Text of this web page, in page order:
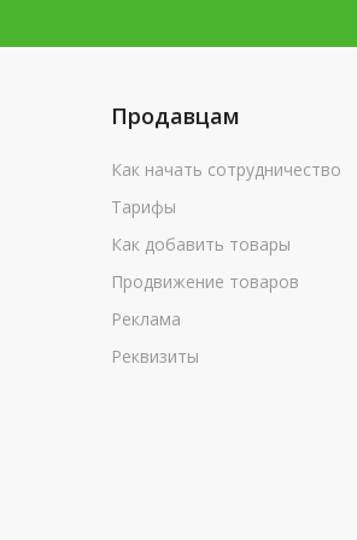
Продавцам
Как начать сотрудничество
Тарифы
Как добавить товары
Продвижение товаров
Реклама
Реквизиты